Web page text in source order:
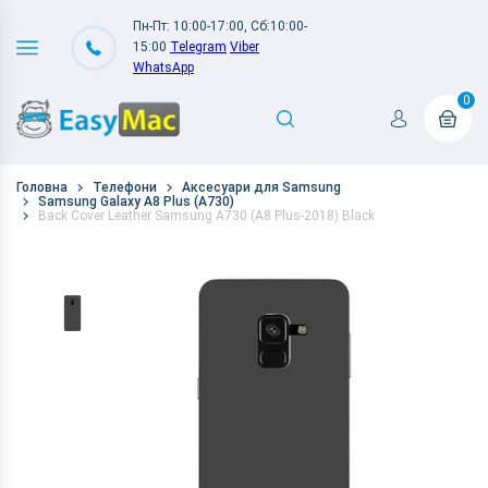
Пн-Пт: 10:00-17:00, Сб:10:00-
15:00 Telegram Viber
WhatsApp
0
Головна Телефони
Аксесуари для Samsung
Samsung Galaxy A8 Plus (A730)
Back Cover Leather Samsung A730 (A8 Plus-2018) Black